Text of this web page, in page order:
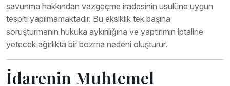
savunma hakkından vazgeçme iradesinin usulüne uygun
tespiti yapılmamaktadır. Bu eksiklik tek başına
soruşturmanın hukuka aykırılığına ve yaptırımın iptaline
yetecek ağırlıkta bir bozma nedeni oluşturur.
İdarenin Muhtemel